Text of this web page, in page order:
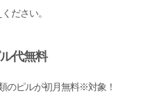
ださい。
代無料
のピルが初月無料※対象！